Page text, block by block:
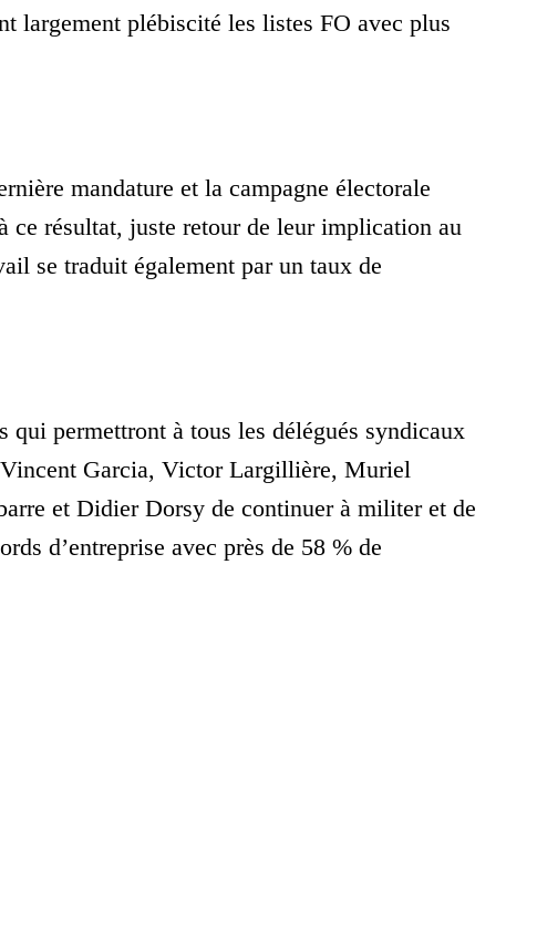
largement plébiscité les listes FO avec plus
mandature et la campagne électorale
ce résultat, juste retour de leur implication au
se traduit également par un taux de
qui permettront à tous les délégués syndicaux
Garcia, Victor Largillière, Muriel
et Didier Dorsy de continuer à militer et de
d’entreprise avec près de 58 % de